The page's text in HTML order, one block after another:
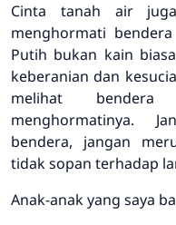
Cinta tanah air
menghormati
Putih bukan kain
keberanian dan
melihat
menghormatinya.
bendera, jangan
tidak sopan terhadap
Anak-anak yang saya